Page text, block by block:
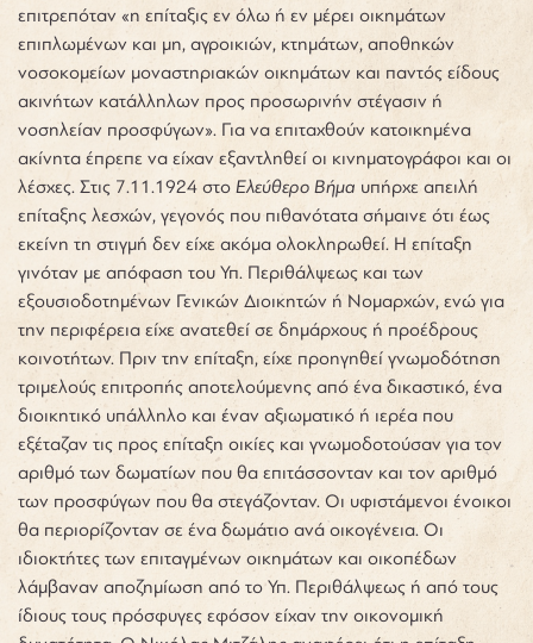
επιτρεπόταν «η επίταξις εν όλω ή εν μέρει οικημάτων
επιπλωμένων και μη, αγροικιών, κτημάτων, αποθηκών
νοσοκομείων μοναστηριακών οικημάτων και παντός είδους
ακινήτων κατάλληλων προς προσωρινήν στέγασιν ή
νοσηλείαν προσφύγων». Για να επιταχθούν κατοικημένα
ακίνητα έπρεπε να είχαν εξαντληθεί οι κινηματογράφοι και οι
λέσχες. Στις 7.11.1924 στο Ελεύθερο Βήμα υπήρχε απειλή
επίταξης λεσχών, γεγονός που πιθανότατα σήμαινε ότι έως
εκείνη τη στιγμή δεν είχε ακόμα ολοκληρωθεί. Η επίταξη
γινόταν με απόφαση του Υπ. Περιθάλψεως και των
εξουσιοδοτημένων Γενικών Διοικητών ή Νομαρχών, ενώ για
την περιφέρεια είχε ανατεθεί σε δημάρχους ή προέδρους
κοινοτήτων. Πριν την επίταξη, είχε προηγηθεί γνωμοδότηση
τριμελούς επιτροπής αποτελούμενης από ένα δικαστικό, ένα
διοικητικό υπάλληλο και έναν αξιωματικό ή ιερέα που
εξέταζαν τις προς επίταξη οικίες και γνωμοδοτούσαν για τον
αριθμό των δωματίων που θα επιτάσσονταν και τον αριθμό
των προσφύγων που θα στεγάζονταν. Οι υφιστάμενοι ένοικοι
θα περιορίζονταν σε ένα δωμάτιο ανά οικογένεια. Οι
ιδιοκτήτες των επιταγμένων οικημάτων και οικοπέδων
λάμβαναν αποζημίωση από το Υπ. Περιθάλψεως ή από τους
ίδιους τους πρόσφυγες εφόσον είχαν την οικονομική